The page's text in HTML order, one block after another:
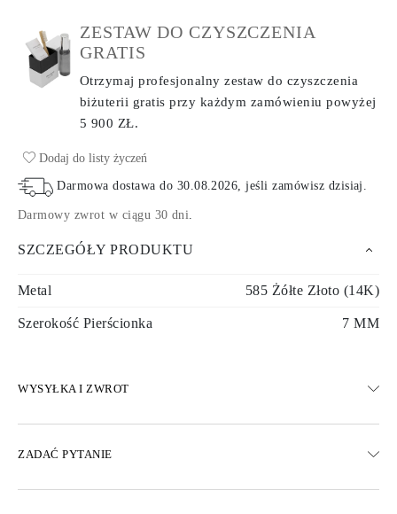
ZESTAW DO CZYSZCZENIA
GRATIS
Otrzymaj profesjonalny zestaw do czyszczenia
biżuterii gratis przy każdym zamówieniupowyżej
5 900 ZŁ.
Dodaj do listy życzeń
Darmowa dostawa do 30.08.2026, jeśli zamówisz dzisiaj .
Darmowy zwrot w ciągu 30 dni.
SZCZEGÓŁY PRODUKTU
Metal 585 Żółte Złoto (14K)
Szerokość Pierścionka 7 MM
WYSYŁKA I ZWROT
Dostępne są również opcje dostawy ekspresowej
ZADAĆ PYTANIE